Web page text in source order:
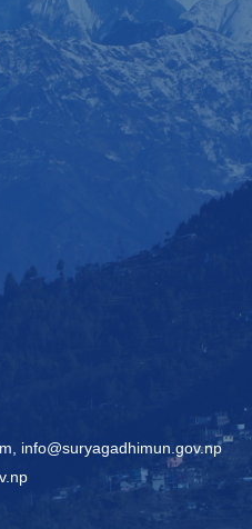
info@suryagadhimun.gov.np